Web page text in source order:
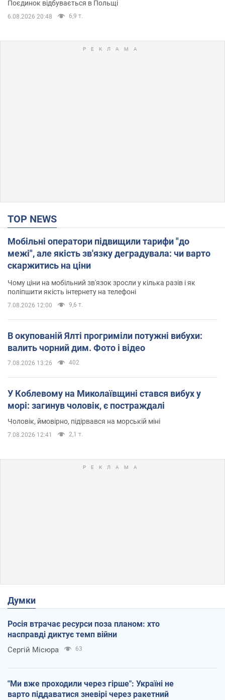
Поєдинок відбувається в Польщі
6.08.2026 20:48 6,9 т.
TOP NEWS
Мобільні оператори підвищили тарифи "до
межі", але якість зв'язку деградувала: чи варто
скаржитись на ціни
Чому ціни на мобільний зв'язок зросли у кілька разів і як
поліпшити якість інтернету на телефоні
7.08.2026 12:00 9,6 т.
В окупованій Ялті прогриміли потужні вибухи:
валить чорний дим. Фото і відео
7.08.2026 13:26 402
У Коблевому на Миколаївщині стався вибух у
морі: загинув чоловік, є постраждалі
Чоловік, ймовірно, підірвався на морській міні
7.08.2026 12:41 2,1 т.
Думки
Росія втрачає ресурси поза планом: хто
насправді диктує темп війни
Сергій Місюра 63
"Ми вже проходили через гірше": Україні не
варто піддаватися зневірі через ракетний